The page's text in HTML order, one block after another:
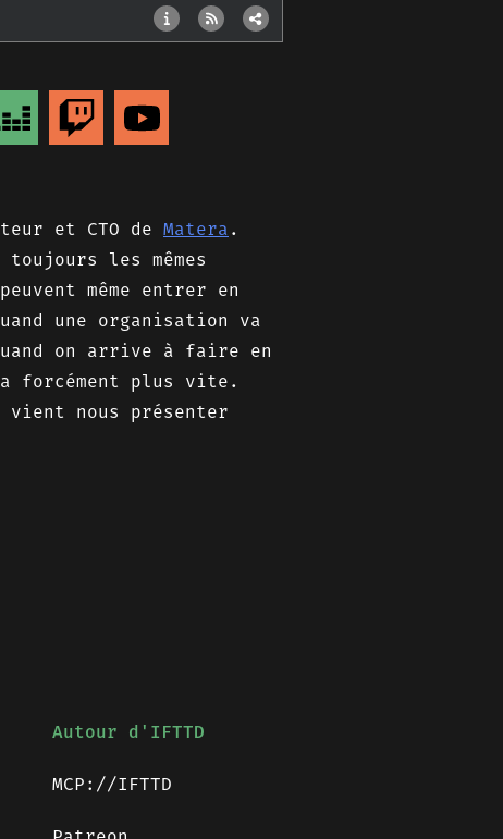
et CTO de Matera .
les mêmes
même entrer en
une organisation va
on arrive à faire en
forcément plus vite.
vient nous présenter
Autour d'IFTTD
MCP://IFTTD